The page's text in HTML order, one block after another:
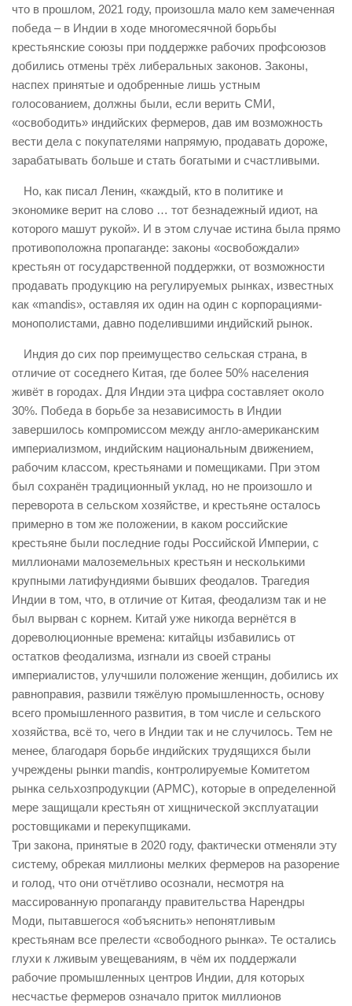
что в прошлом, 2021 году, произошла мало кем замеченная
победа – в Индии в ходе многомесячной борьбы
крестьянские союзы при поддержке рабочих профсоюзов
добились отмены трёх либеральных законов. Законы,
наспех принятые и одобренные лишь устным
голосованием, должны были, если верить СМИ,
«освободить» индийских фермеров, дав им возможность
вести дела с покупателями напрямую, продавать дороже,
зарабатывать больше и стать богатыми и счастливыми.
Но, как писал Ленин, «каждый, кто в политике и
экономике верит на слово … тот безнадежный идиот, на
которого машут рукой». И в этом случае истина была прямо
противоположна пропаганде: законы «освобождали»
крестьян от государственной поддержки, от возможности
продавать продукцию на регулируемых рынках, известных
как «mandis», оставляя их один на один с корпорациями-
монополистами, давно поделившими индийский рынок.
Индия до сих пор преимущество сельская страна, в
отличие от соседнего Китая, где более 50% населения
живёт в городах. Для Индии эта цифра составляет около
30%. Победа в борьбе за независимость в Индии
завершилось компромиссом между англо-американским
империализмом, индийским национальным движением,
рабочим классом, крестьянами и помещиками. При этом
был сохранён традиционный уклад, но не произошло и
переворота в сельском хозяйстве, и крестьяне осталось
примерно в том же положении, в каком российские
крестьяне были последние годы Российской Империи, с
миллионами малоземельных крестьян и несколькими
крупными латифундиями бывших феодалов. Трагедия
Индии в том, что, в отличие от Китая, феодализм так и не
был вырван с корнем. Китай уже никогда вернётся в
дореволюционные времена: китайцы избавились от
остатков феодализма, изгнали из своей страны
империалистов, улучшили положение женщин, добились их
равноправия, развили тяжёлую промышленность, основу
всего промышленного развития, в том числе и сельского
хозяйства, всё то, чего в Индии так и не случилось. Тем не
менее, благодаря борьбе индийских трудящихся были
учреждены рынки mandis, контролируемые Комитетом
рынка сельхозпродукции (APMC), которые в определенной
мере защищали крестьян от хищнической эксплуатации
ростовщиками и перекупщиками.
Три закона, принятые в 2020 году, фактически отменяли эту
систему, обрекая миллионы мелких фермеров на разорение
и голод, что они отчётливо осознали, несмотря на
массированную пропаганду правительства Нарендры
Моди, пытавшегося «объяснить» непонятливым
крестьянам все прелести «свободного рынка». Те остались
глухи к лживым увещеваниям, в чём их поддержали
рабочие промышленных центров Индии, для которых
несчастье фермеров означало приток миллионов